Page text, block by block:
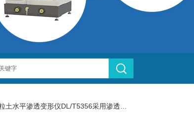
水平渗透变形仪DL/T5356采用渗透水流水平方向